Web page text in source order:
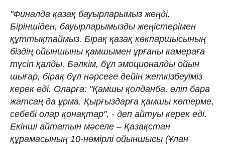
"Финалда қазақ бауырларымыз жеңді.
Біріншіден, бауырларымызды жеңістерімен
құттықтаймыз. Бірақ қазақ көкпаршысының
біздің ойыншыны қамшымен ұрғаны камераға
түсіп қалды. Бәлкім, бұл эмоционалды ойын
шығар, бірақ бұл нәрсеге дейін жеткізбеуіміз
керек еді. Оларға: "Қамшы қолданба, өліп бара
жатсаң да ұрма. Қырғыздарға қамшы көтерме,
себебі олар қонақтар", - деп айтуы керек еді.
Екінші айтатын мәселе – Қазақстан
құрамасының 10-нөмірлі ойыншысы (Ұлан